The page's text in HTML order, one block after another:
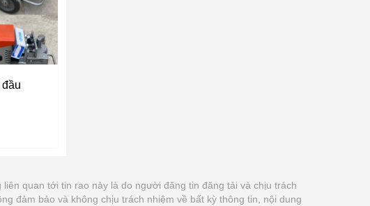
đầu
liên quan tới tin rao này là do người đăng tin đăng tải và chịu trách
đảm bảo và không chịu trách nhiệm về bất kỳ thông tin, nội dung